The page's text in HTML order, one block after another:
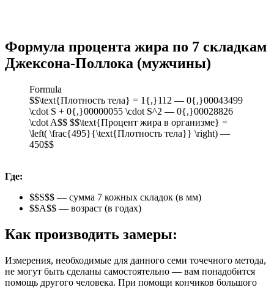
Формула процента жира по 7 складкам
Джексона-Поллока (мужчины)
Formula
$$\text{Плотность тела} = 1{,}112 — 0{,}00043499
\cdot S + 0{,}00000055 \cdot S^2 — 0{,}00028826
\cdot A$$ $$\text{Процент жира в организме} =
\left( \frac{495}{\text{Плотность тела}} \right) —
450$$
Где:
$$S$$ — сумма 7 кожных складок (в мм)
$$A$$ — возраст (в годах)
Как производить замеры:
Измерения, необходимые для данного семи точечного метода,
не могут быть сделаны самостоятельно — вам понадобится
помощь другого человека. При помощи кончиков большого